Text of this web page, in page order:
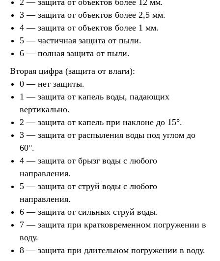
2 — защита от объектов более 12 мм.
3 — защита от объектов более 2,5 мм.
4 — защита от объектов более 1 мм.
5 — частичная защита от пыли.
6 — полная защита от пыли.
Вторая цифра (защита от влаги):
0 — нет защиты.
1 — защита от капель воды, падающих
вертикально.
2 — защита от капель при наклоне до 15°.
3 — защита от распыления воды под углом до
60°.
4 — защита от брызг воды с любого
направления.
5 — защита от струй воды с любого
направления.
6 — защита от сильных струй воды.
7 — защита при кратковременном погружении в
воду.
8 — защита при длительном погружении в воду.